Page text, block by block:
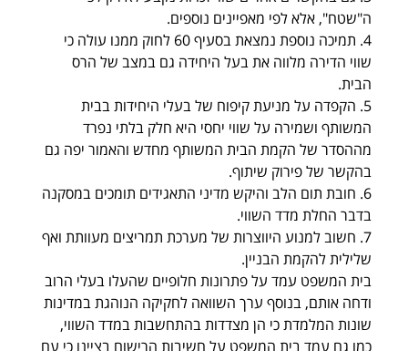
ה"שטח", אלא לפי מאפיינים נוספים.
4. תמיכה נוספת נמצאת בסעיף 60 לחוק ממנו עולה כי
שווי הדירה מלווה את בעל היחידה גם במצב של הרס
הבית.
5. הקפדה על מניעת קיפוח של בעלי היחידות בבית
המשותף ושמירה על שווי יחסי היא חלק בלתי נפרד
מההסדר של הקמת הבית המשותף מחדש והאמור יפה גם
בהקשר של פירוק שיתוף.
6. חובת תום הלב והיקש מדיני התאגידים תומכים במסקנה
בדבר החלת מדד השווי.
7. חשוב למנוע היווצרות של מערכת תמריצים מעוותת ואף
שלילית להקמת הבניין.
בית המשפט עמד על פתרונות חלופיים שהעלו בעלי הרוב
ודחה אותם, בנוסף ערך השוואה לחקיקה הנוהגת במדינות
שונות המלמדת כי הן מצדדות בהתחשבות במדד השווי,
כמו גם עמד בית המשפט על חשיבות הרישום בציינו כי עם